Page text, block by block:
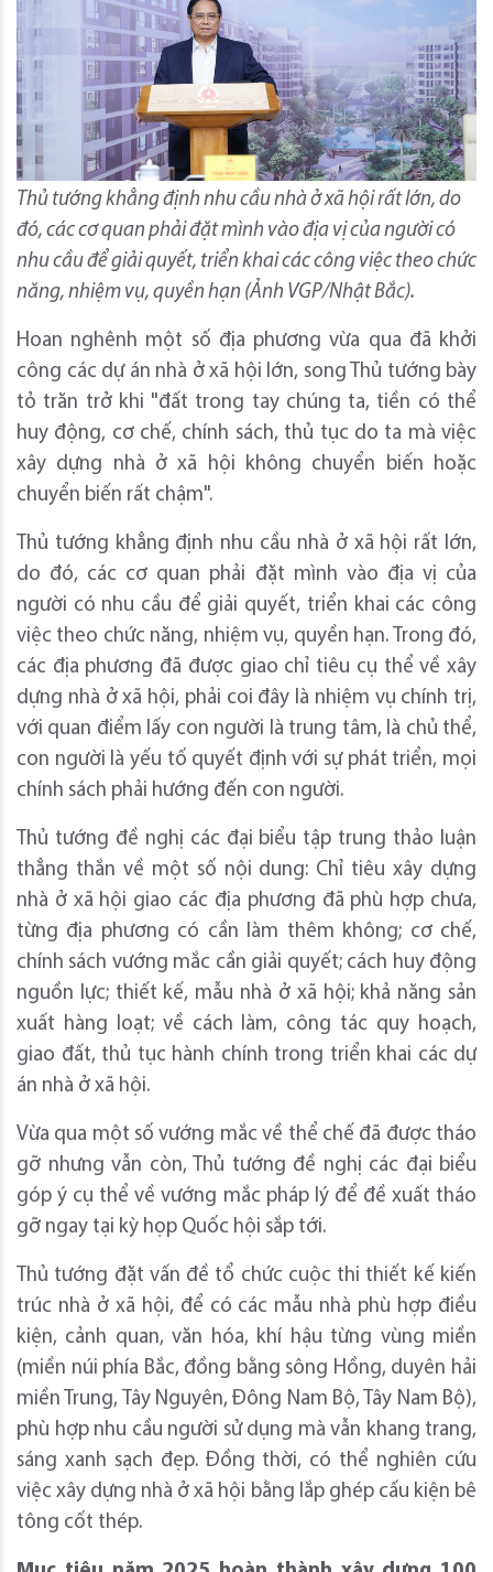
Thủ tướng khẳng định nhu cầu nhà ở xã hội rất lớn, do
đó, các cơ quan phải đặt mình vào địa vị của người có
nhu cầu để giải quyết, triển khai các công việc theo chức
năng, nhiệm vụ, quyền hạn (Ảnh VGP/Nhật Bắc).
Hoan nghênh một số địa phương vừa qua đã khởi
công các dự án nhà ở xã hội lớn, song Thủ tướng bày
tỏ trăn trở khi "đất trong tay chúng ta, tiền có thể
huy động, cơ chế, chính sách, thủ tục do ta mà việc
xây dựng nhà ở xã hội không chuyển biến hoặc
chuyển biến rất chậm".
Thủ tướng khẳng định nhu cầu nhà ở xã hội rất lớn,
do đó, các cơ quan phải đặt mình vào địa vị của
người có nhu cầu để giải quyết, triển khai các công
việc theo chức năng, nhiệm vụ, quyền hạn. Trong đó,
các địa phương đã được giao chỉ tiêu cụ thể về xây
dựng nhà ở xã hội, phải coi đây là nhiệm vụ chính trị,
với quan điểm lấy con người là trung tâm, là chủ thể,
con người là yếu tố quyết định với sự phát triển, mọi
chính sách phải hướng đến con người.
Thủ tướng đề nghị các đại biểu tập trung thảo luận
thẳng thắn về một số nội dung: Chỉ tiêu xây dựng
nhà ở xã hội giao các địa phương đã phù hợp chưa,
từng địa phương có cần làm thêm không; cơ chế,
chính sách vướng mắc cần giải quyết; cách huy động
nguồn lực; thiết kế, mẫu nhà ở xã hội; khả năng sản
xuất hàng loạt; về cách làm, công tác quy hoạch,
giao đất, thủ tục hành chính trong triển khai các dự
án nhà ở xã hội.
Vừa qua một số vướng mắc về thể chế đã được tháo
gỡ nhưng vẫn còn, Thủ tướng đề nghị các đại biểu
góp ý cụ thể về vướng mắc pháp lý để đề xuất tháo
gỡ ngay tại kỳ họp Quốc hội sắp tới.
Thủ tướng đặt vấn đề tổ chức cuộc thi thiết kế kiến
trúc nhà ở xã hội, để có các mẫu nhà phù hợp điều
kiện, cảnh quan, văn hóa, khí hậu từng vùng miền
(miền núi phía Bắc, đồng bằng sông Hồng, duyên hải
miền Trung, Tây Nguyên, Đông Nam Bộ, Tây Nam Bộ),
phù hợp nhu cầu người sử dụng mà vẫn khang trang,
sáng xanh sạch đẹp. Đồng thời, có thể nghiên cứu
việc xây dựng nhà ở xã hội bằng lắp ghép cấu kiện bê
tông cốt thép.